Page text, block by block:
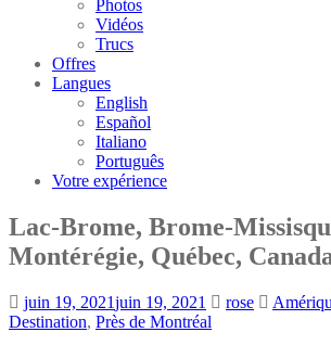
Photos
Vidéos
Trucs
Offres
Langues
English
Español
Italiano
Português
Votre expérience
Lac-Brome, Brome-
Montérégie, Québec,
juin 19, 2021juin 19, 2021 rose
Destination, Près de Montréal